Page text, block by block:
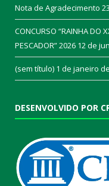
Nota de Agradecimento
CONCURSO “RAINHA DO
PESCADOR” 2026 12 de
(sem título) 1 de janeiro
DESENVOLVIDO POR